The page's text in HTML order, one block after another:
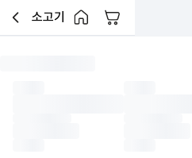
이전페이지로 이동
소고기
홈 버튼장바구니